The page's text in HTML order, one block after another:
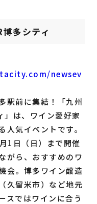
多シティ
newsev
駅前に集結！「九州
」は、ワイン愛好家
人気イベントです。
1日（日）まで開催
がら、おすすめのワ
会。博多ワイン醸造
久留米市）など地元
スではワインに合う